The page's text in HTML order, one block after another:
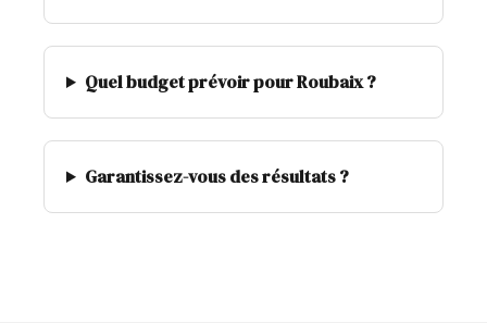
Quel budget prévoir pour Roubaix ?
Garantissez-vous des résultats ?